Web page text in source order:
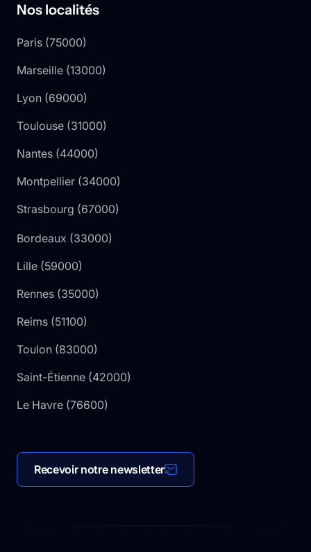
Nos localités
Paris (75000)
Marseille (13000)
Lyon (69000)
Toulouse (31000)
Nantes (44000)
Montpellier (34000)
Strasbourg (67000)
Bordeaux (33000)
Lille (59000)
Rennes (35000)
Reims (51100)
Toulon (83000)
Saint-Étienne (42000)
Le Havre (76600)
Recevoir notre newsletter